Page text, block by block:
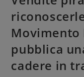
Movimento
pubblica
cadere in